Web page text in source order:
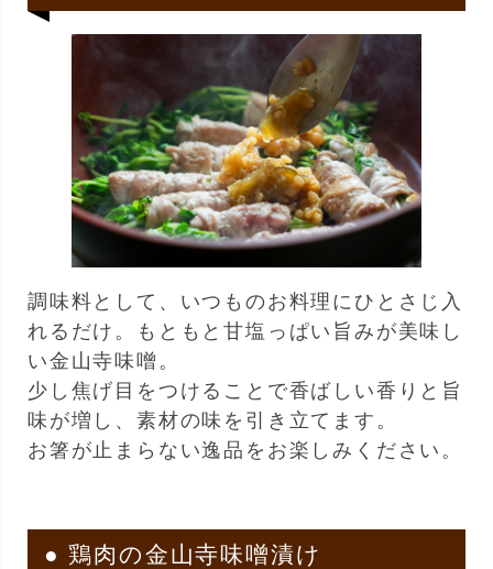
調味料として、いつものお料理にひとさじ入
れるだけ。もともと甘塩っぱい旨みが美味し
い金山寺味噌。
少し焦げ目をつけることで香ばしい香りと旨
味が増し、素材の味を引き立てます。
お箸が止まらない逸品をお楽しみください。
● 鶏肉の金山寺味噌漬け